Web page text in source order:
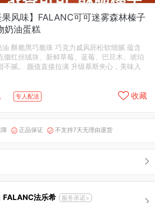
果风味】FALANC可可迷雾森林榛子
奶油蛋糕
酥脆黑巧脆珠 巧克力戚风胚松软细腻 蕴含
缀红丝绒块、新鲜草莓、蓝莓、巴旦木、琥珀
不腻。 颜值直接拉满 升级慕斯夹心，美味入
专人配送 收藏
 正品保证  不支持7天无理由退货
FALANC法乐希 服务承诺>